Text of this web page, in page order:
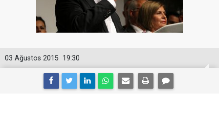
19:30
03 Ağustos 2015